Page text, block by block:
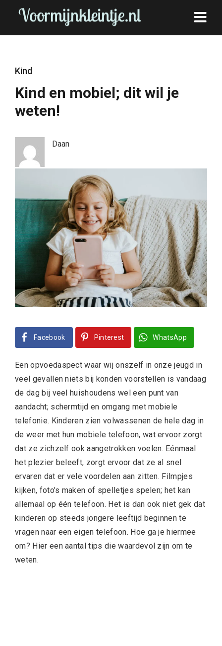
Kind
Kind en mobiel; dit wil je
weten!
Daan
Facebook Pinterest WhatsApp
Een opvoedaspect waar wij onszelf in onze jeugd in
veel gevallen niets bij konden voorstellen is vandaag
de dag bij veel huishoudens wel een punt van
aandacht; schermtijd en omgang met mobiele
telefonie. Kinderen zien volwassenen de hele dag in
de weer met hun mobiele telefoon, wat ervoor zorgt
dat ze zichzelf ook aangetrokken voelen. Eénmaal
het plezier beleeft, zorgt ervoor dat ze al snel
ervaren dat er vele voordelen aan zitten. Filmpjes
kijken, foto’s maken of spelletjes spelen; het kan
allemaal op één telefoon. Het is dan ook niet gek dat
kinderen op steeds jongere leeftijd beginnen te
vragen naar een eigen telefoon. Hoe ga je hiermee
om? Hier een aantal tips die waardevol zijn om te
weten.